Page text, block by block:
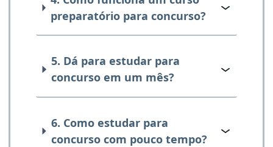
preparatório para concurso?
5. Dá para estudar para
concurso em um mês?
6. Como estudar para
concurso com pouco tempo?